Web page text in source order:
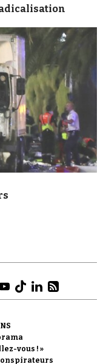
vous ! »